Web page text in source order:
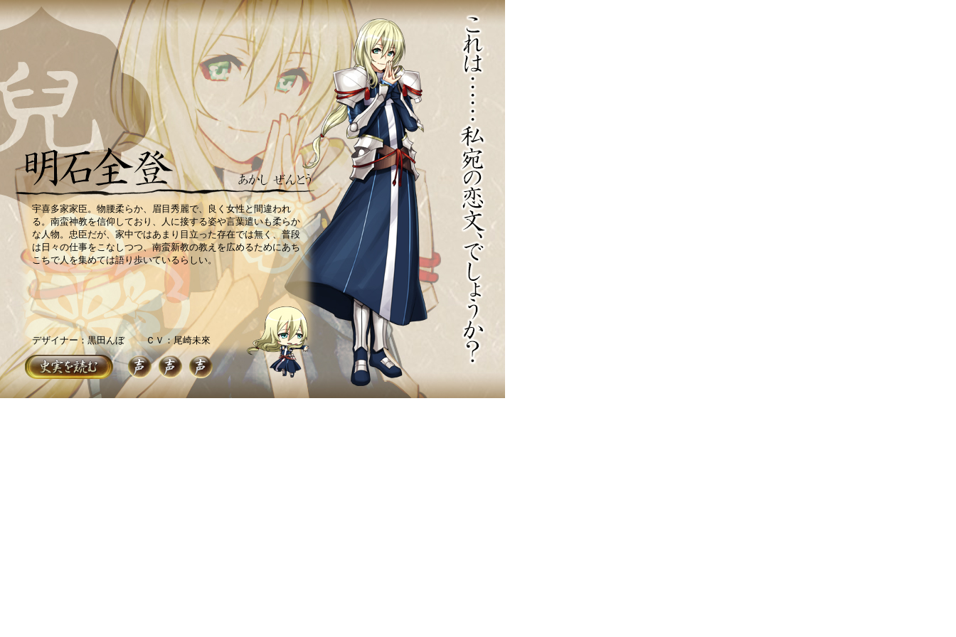
宇喜多家家臣。物腰柔らか、眉目秀麗で、良く女性と間違われ
る。南蛮神教を信仰しており、人に接する姿や言葉遣いも柔らか
な人物。忠臣だが、家中ではあまり目立った存在では無く、普段
は日々の仕事をこなしつつ、南蛮新教の教えを広めるためにあち
こちで人を集めては語り歩いているらしい。
デザイナー：黒田んぼ ＣＶ：尾崎未來